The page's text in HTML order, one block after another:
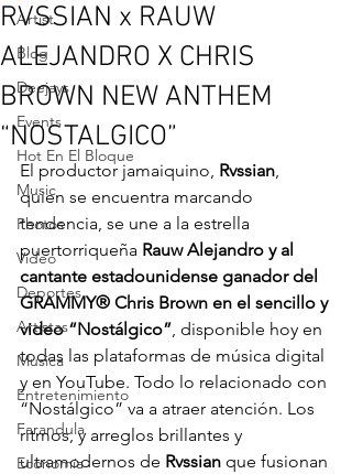
Artist
Blog
Deejays
Events
Hot En El Bloque
Music
Photos
Video
Deportes
Artistas
Musica
Entretenimiento
Farandula
Economía
RVSSIAN x RAUW
ALEJANDRO X CHRIS
BROWN NEW ANTHEM
“NOSTALGICO”
El productor jamaiquino, Rvssian,
quien se encuentra marcando
tendencia, se une a la estrella
puertorriqueña Rauw Alejandro y al
cantante estadounidense ganador del
GRAMMY® Chris Brown en el sencillo y
video “Nostálgico”, disponible hoy en
todas las plataformas de música digital
y en YouTube. Todo lo relacionado con
“Nostálgico” va a atraer atención. Los
ritmos, y arreglos brillantes y
ultramodernos de Rvssian que fusionan